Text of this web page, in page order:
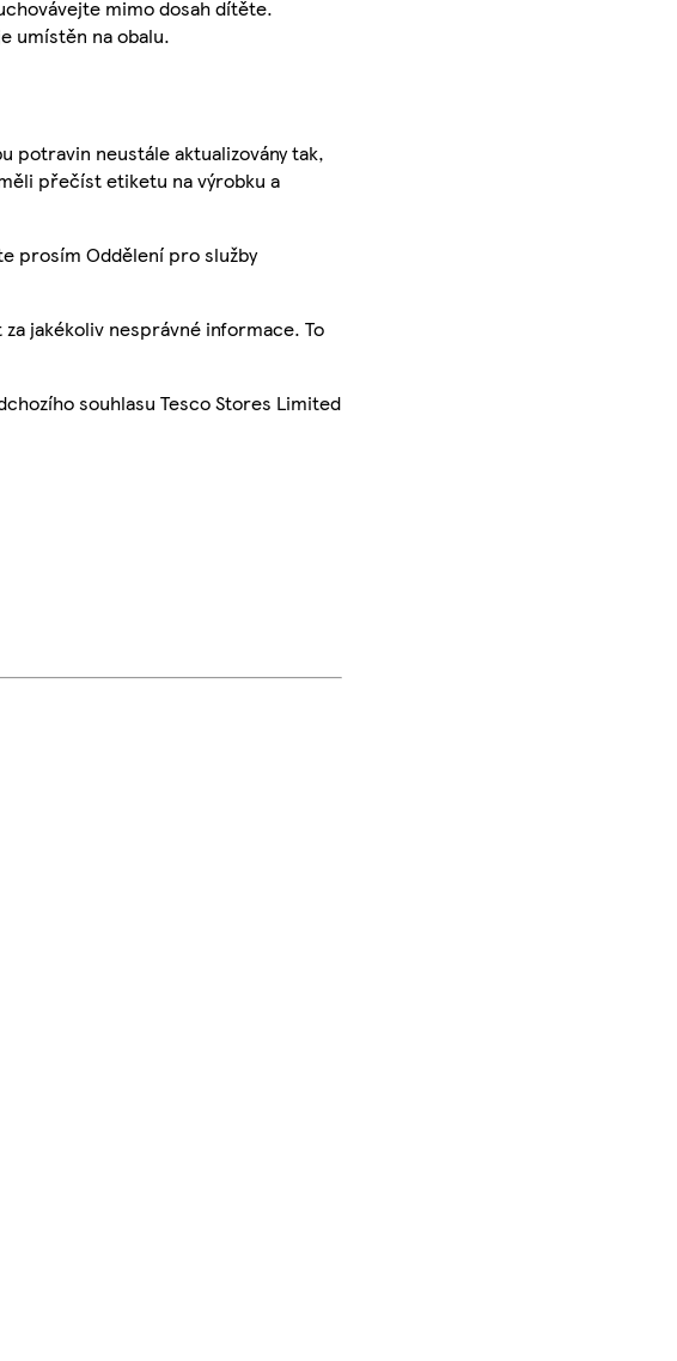
mimo dosah dítěte.
umístěn na obalu.
potravin neustále aktualizovány tak,
přečíst etiketu na výrobku a
prosím Oddělení pro služby
jakékoliv nesprávné informace. To
souhlasu Tesco Stores Limited